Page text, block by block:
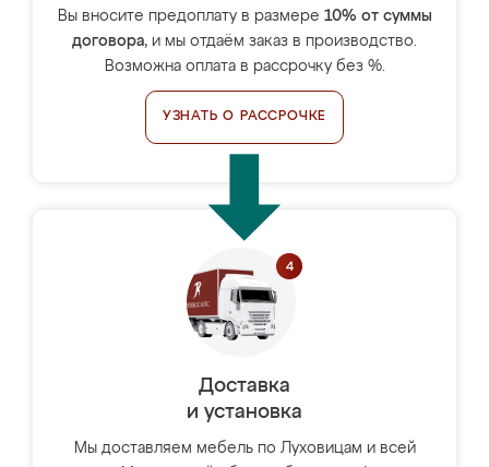
Вы вносите предоплату в размере 10% от суммы
договора, и мы отдаём заказ в производство.
Возможна оплата в рассрочку без %.
УЗНАТЬ О РАССРОЧКЕ
Доставка
и установка
Мы доставляем мебель по Луховицам и всей